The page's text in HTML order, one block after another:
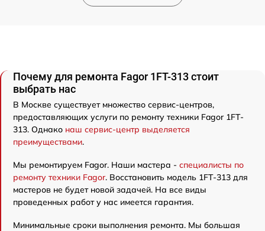
Почему для ремонта Fagor 1FT-313 стоит
выбрать нас
В Москве существует множество сервис-центров,
предоставляющих услуги по ремонту техники Fagor 1FT-
313. Однако наш сервис-центр выделяется
преимуществами.
Мы ремонтируем Fagor. Наши мастера - специалисты по
ремонту техники Fagor. Восстановить модель 1FT-313 для
мастеров не будет новой задачей. На все виды
проведенных работ у нас имеется гарантия.
Минимальные сроки выполнения ремонта. Мы большая